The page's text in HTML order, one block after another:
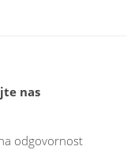
nas
odgovornost